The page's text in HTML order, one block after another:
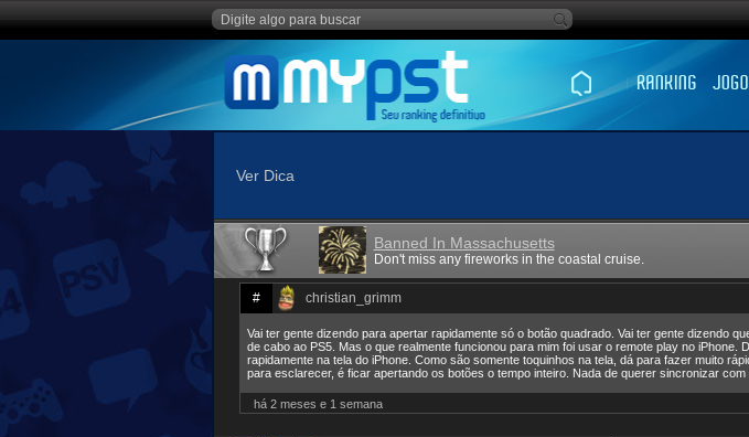
Ver Dica
Banned In Massachusetts
Don't miss any fireworks in the coastal cruise.
# christian_grimm
Vai ter gente dizendo para apertar rapidamente só o botão quadrado. Vai ter gente dizendo
de cabo ao PS5. Mas o que realmente funcionou para mim foi usar o remote play no iPhone.
rapidamente na tela do iPhone. Como são somente toquinhos na tela, dá para fazer muito
para esclarecer, é ficar apertando os botões o tempo inteiro. Nada de querer sincronizar com
há 2 meses e 1 semana